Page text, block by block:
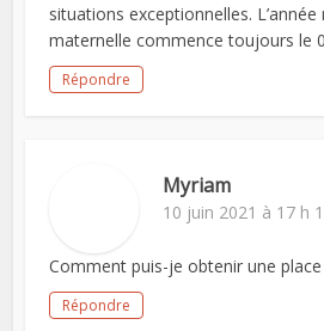
situations exceptionnelles. L’année
maternelle commence toujours le
Répondre
Myriam
10 juin 2021 à 17 h
Comment puis-je obtenir une
Répondre